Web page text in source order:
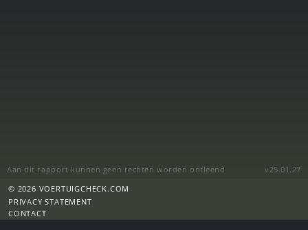
Aan dit rapport kunnen geen rechten worden ontleend
v25.01.27
© 2026 VOERTUIGCHECK.COM
PRIVACY STATEMENT
CONTACT